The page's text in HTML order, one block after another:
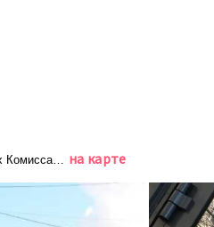
Комиссаров, 13/1
на карте